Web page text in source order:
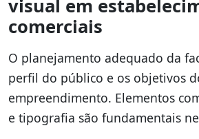
visual em
comerciais
O planejamento adequado da
perfil do público e os objetivos
empreendimento. Elementos
e tipografia são fundamentais